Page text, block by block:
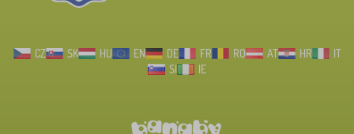
CZ SK HU EN DE FR RO AT HR
IT
SI
IE